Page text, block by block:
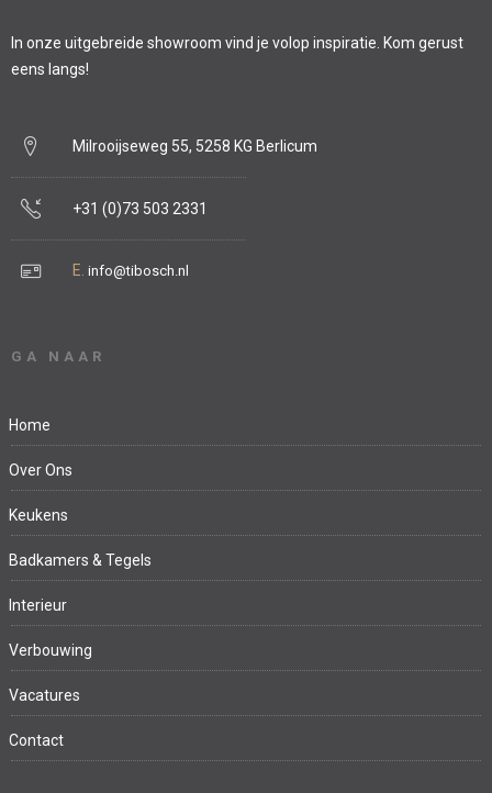
In onze uitgebreide showroom vind je volop inspiratie. Kom gerust
eens langs!
Milrooijseweg 55, 5258 KG Berlicum
+31 (0)73 503 2331
E. info@tibosch.nl
GA NAAR
Home
Over Ons
Keukens
Badkamers & Tegels
Interieur
Verbouwing
Vacatures
Contact